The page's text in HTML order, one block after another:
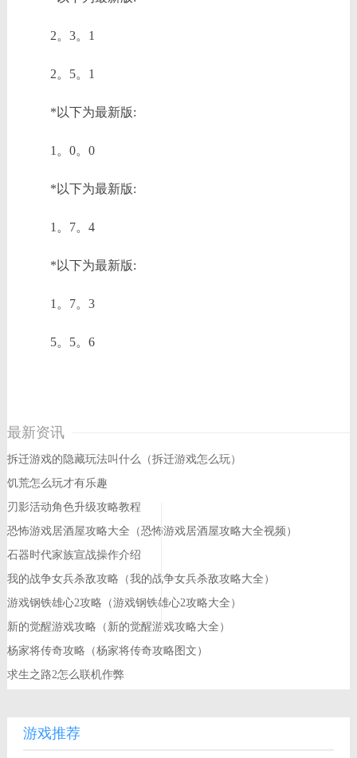
2。3。1
2。5。1
*以下为最新版:
1。0。0
*以下为最新版:
1。7。4
*以下为最新版:
1。7。3
5。5。6
最新资讯
拆迁游戏的隐藏玩法叫什么（拆迁游戏怎么玩）
饥荒怎么玩才有乐趣
刃影活动角色升级攻略教程
恐怖游戏居酒屋攻略大全（恐怖游戏居酒屋攻略大全视频）
石器时代家族宣战操作介绍
我的战争女兵杀敌攻略（我的战争女兵杀敌攻略大全）
游戏钢铁雄心2攻略（游戏钢铁雄心2攻略大全）
新的觉醒游戏攻略（新的觉醒游戏攻略大全）
杨家将传奇攻略（杨家将传奇攻略图文）
求生之路2怎么联机作弊
游戏推荐